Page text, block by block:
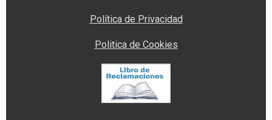
Política de Privacidad
Politica de Cookies